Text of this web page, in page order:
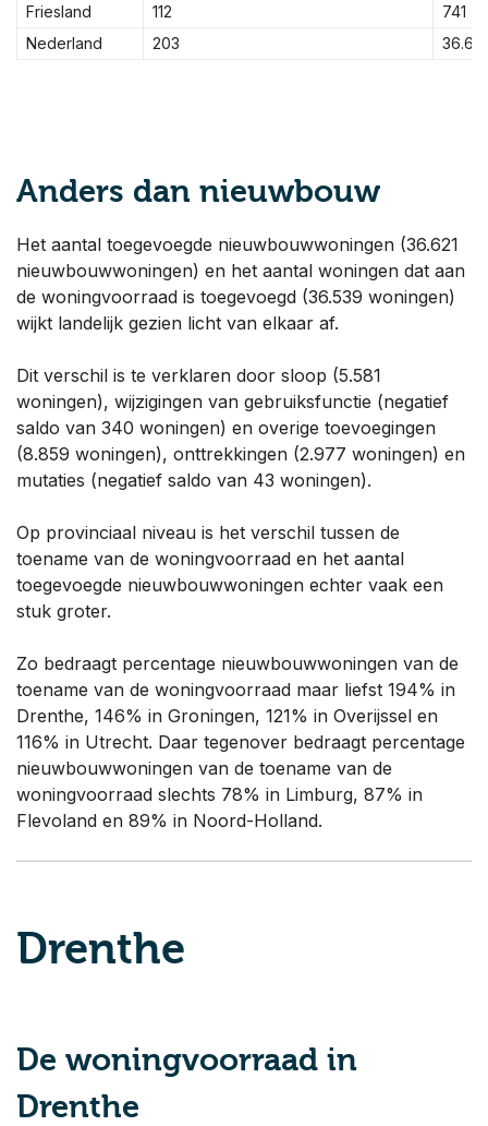
Friesland
112
741
Nederland
203 36.621
Anders dan nieuwbouw
Het aantal toegevoegde nieuwbouwwoningen (36.621
nieuwbouwwoningen) en het aantal woningen dat aan
de woningvoorraad is toegevoegd (36.539 woningen)
wijkt landelijk gezien licht van elkaar af.
Dit verschil is te verklaren door sloop (5.581
woningen), wijzigingen van gebruiksfunctie (negatief
saldo van 340 woningen) en overige toevoegingen
(8.859 woningen), onttrekkingen (2.977 woningen) en
mutaties (negatief saldo van 43 woningen).
Op provinciaal niveau is het verschil tussen de
toename van de woningvoorraad en het aantal
toegevoegde nieuwbouwwoningen echter vaak een
stuk groter.
Zo bedraagt percentage nieuwbouwwoningen van de
toename van de woningvoorraad maar liefst 194% in
Drenthe, 146% in Groningen, 121% in Overijssel en
116% in Utrecht. Daar tegenover bedraagt percentage
nieuwbouwwoningen van de toename van de
woningvoorraad slechts 78% in Limburg, 87% in
Flevoland en 89% in Noord-Holland.
Drenthe
De woningvoorraad in
Drenthe